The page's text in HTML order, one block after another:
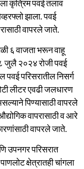
कृत्रिम पवई तलाव
झाला. पवई
वापरले जाते.
६ वाजता भरून वाहू
८ जुलै २०२४ रोजी पवई
पवई परिसरातील निसर्ग
लीटर एवढी जलधारण
पिण्यासाठी वापरले
वापरासाठी व आरे
वापरले जाते.
उपनगर परिसरात
क्षेत्रातही चांगला